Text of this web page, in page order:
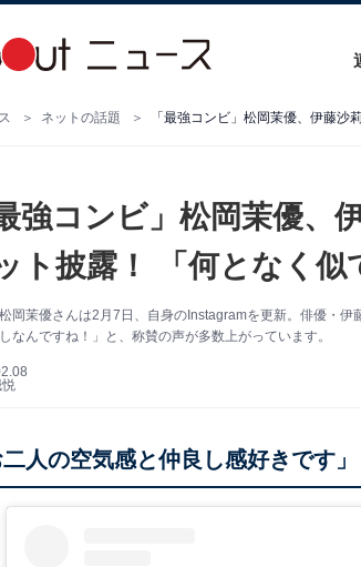
ネットの話題 「最強コンビ」松岡茉優、伊藤
強コンビ」松岡茉優、
ト披露！ 「何となく
岡茉優さんは2月7日、自身のInstagramを更新。俳優・
しなんですね！」と、称賛の声が多数上がっています。
二人の空気感と仲良し感好きです」